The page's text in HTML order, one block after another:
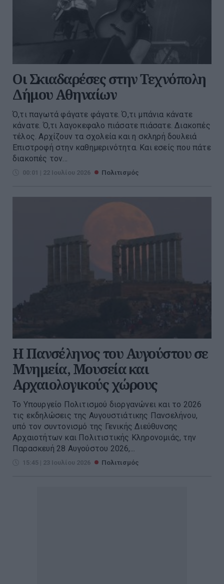
Οι Σκιαδαρέσες στην Τεχνόπολη
Δήμου Αθηναίων
Ό,τι παγωτά φάγατε φάγατε. Ό,τι μπάνια κάνατε
κάνατε. Ό,τι λαγοκεφαλο πιάσατε πιάσατε. Διακοπές
τέλος. Αρχίζουν τα σχολεία και η σκληρή δουλειά
Επιστροφή στην καθημερινότητα. Και εσείς που πάτε
διακοπές τον...
00:01 | 22 Ιουλίου 2026 Πολιτισμός
Η Πανσέληνος του Αυγούστου σε
Μνημεία, Μουσεία και
Αρχαιολογικούς χώρους
Το Υπουργείο Πολιτισμού διοργανώνει και το 2026
τις εκδηλώσεις της Αυγουστιάτικης Πανσελήνου,
υπό τον συντονισμό της Γενικής Διεύθυνσης
Αρχαιοτήτων και Πολιτιστικής Κληρονομιάς, την
Παρασκευή 28 Αυγούστου 2026,...
15:45 | 23 Ιουλίου 2026 Πολιτισμός